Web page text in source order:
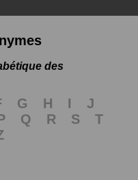
des
G H I
J
Q R S
T